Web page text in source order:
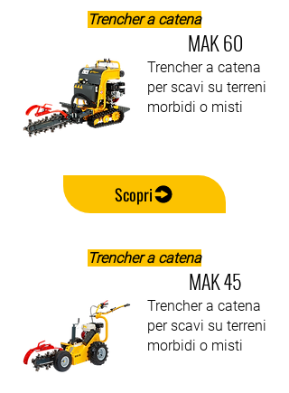
Trencher a catena
MAK 60
Trencher a catena
per scavi su terreni
morbidi o misti
Scopri
Trencher a catena
MAK 45
Trencher a catena
per scavi su terreni
morbidi o misti